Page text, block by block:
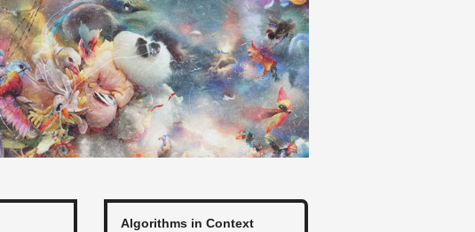
Al­go­rithms in Con­text